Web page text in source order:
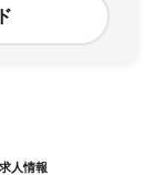
人情報